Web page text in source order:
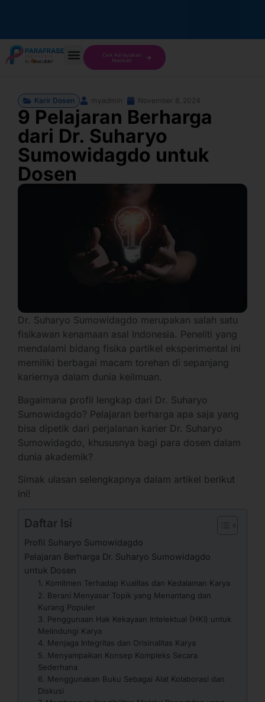
Cek Kelayakan
Naskah
Karir Dosen myadmin November 8, 2024
9 Pelajaran Berharga
dari Dr. Suharyo
Sumowidagdo untuk
Dosen
Dr. Suharyo Sumowidagdo merupakan salah satu
fisikawan kenamaan asal Indonesia. Peneliti yang
mendalami bidang fisika partikel eksperimental ini
memiliki berbagai macam torehan di sepanjang
kariernya dalam dunia keilmuan.
Bagaimana profil lengkap dari Dr. Suharyo
Sumowidagdo? Pelajaran berharga apa saja yang
bisa dipetik dari perjalanan karier Dr. Suharyo
Sumowidagdo, khususnya bagi para dosen dalam
dunia akademik?
Simak ulasan selengkapnya dalam artikel berikut
ini!
Daftar Isi
Profil Suharyo Sumowidagdo
Pelajaran Berharga Dr. Suharyo Sumowidagdo
untuk Dosen
1. Komitmen Terhadap Kualitas dan Kedalaman Karya
2. Berani Menyasar Topik yang Menantang dan
Kurang Populer
3. Penggunaan Hak Kekayaan Intelektual (HKI) untuk
Melindungi Karya
4. Menjaga Integritas dan Orisinalitas Karya
5. Menyampaikan Konsep Kompleks Secara
Sederhana
6. Menggunakan Buku Sebagai Alat Kolaborasi dan
Diskusi